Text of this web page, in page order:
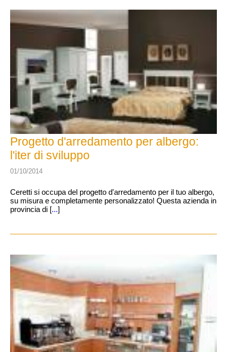
Progetto d'arredamento per albergo:
l'iter di sviluppo
01/10/2014
Ceretti si occupa del progetto d'arredamento per il tuo albergo,
su misura e completamente personalizzato! Questa azienda in
provincia di [...]